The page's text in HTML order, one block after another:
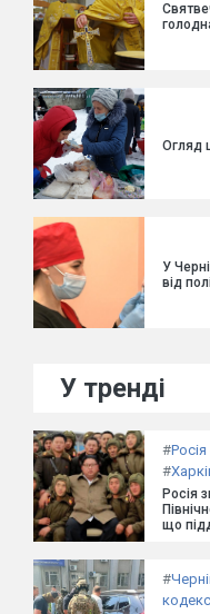
Огляд
У
від
У тренді
#Росія
#
Росія
що
#